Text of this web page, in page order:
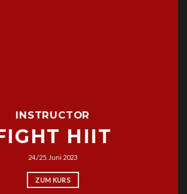
INSTRUCTOR
HIIT
24./25. Juni 2023
ZUM KURS